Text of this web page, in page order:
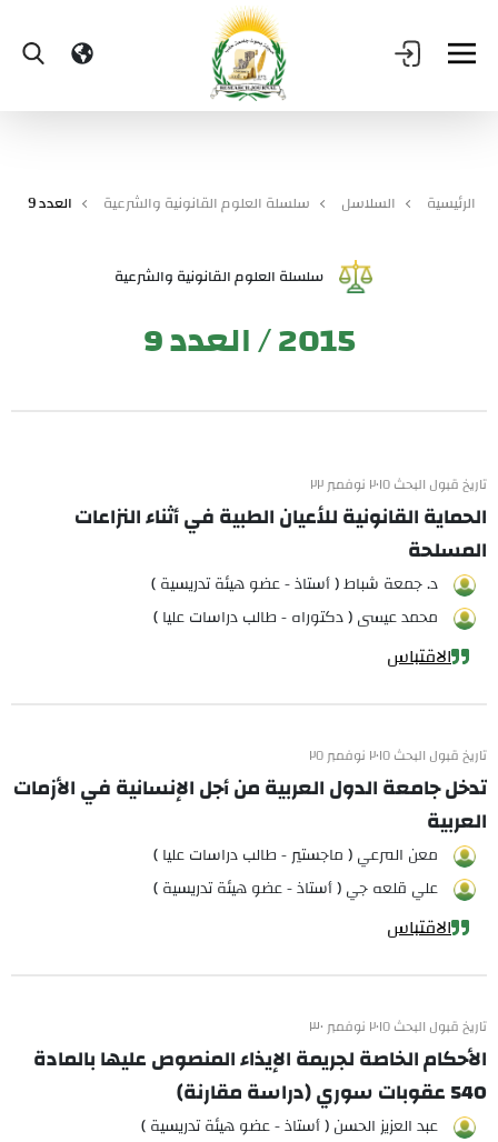
الرئيسية السلاسل سلسلة العلوم القانونية والشرعية العدد 9
سلسلة العلوم القانونية والشرعية
2015 / العدد 9
تاريخ قبول البحث ٢٠١٥ نوفمبر ٢٢
الحماية القانونية للأعيان الطبية في أثناء النزاعات
المسلحة
د. جمعة شباط ( أستاذ - عضو هيئة تدريسية )
محمد عيسى ( دكتوراه - طالب دراسات عليا )
الاقتباس
تاريخ قبول البحث ٢٠١٥ نوفمبر ٢٥
تدخل جامعة الدول العربية من أجل الإنسانية في الأزمات
العربية
معن المرعي ( ماجستير - طالب دراسات عليا )
علي قلعه جي ( أستاذ - عضو هيئة تدريسية )
الاقتباس
تاريخ قبول البحث ٢٠١٥ نوفمبر ٣٠
الأحكام الخاصة لجريمة الإيذاء المنصوص عليها بالمادة
540 عقوبات سوري (دراسة مقارنة)
عبد العزيز الحسن ( أستاذ - عضو هيئة تدريسية )